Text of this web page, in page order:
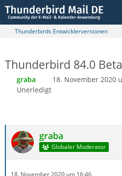
Thunderbirds Entwicklerversionen
Thunderbird 84.0
graba 18. November 2020
Unerledigt
graba
Globaler Moderator
18. November 2020 um 16:46